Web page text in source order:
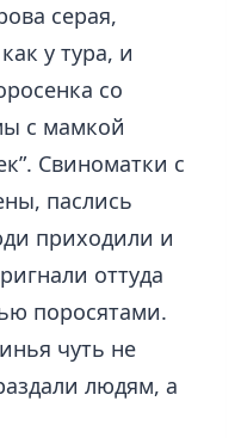
серая,
у тура, и
со
с мамкой
Свиноматки с
паслись
приходили и
оттуда
поросятами.
чуть не
людям, а